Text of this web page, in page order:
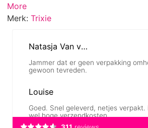
More
Merk: Trixie